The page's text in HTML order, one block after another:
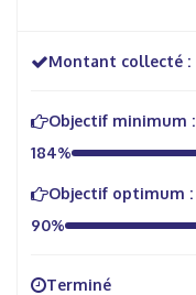
Montant collecté :
Objectif minimum :
184%
Objectif optimum :
90%
Terminé